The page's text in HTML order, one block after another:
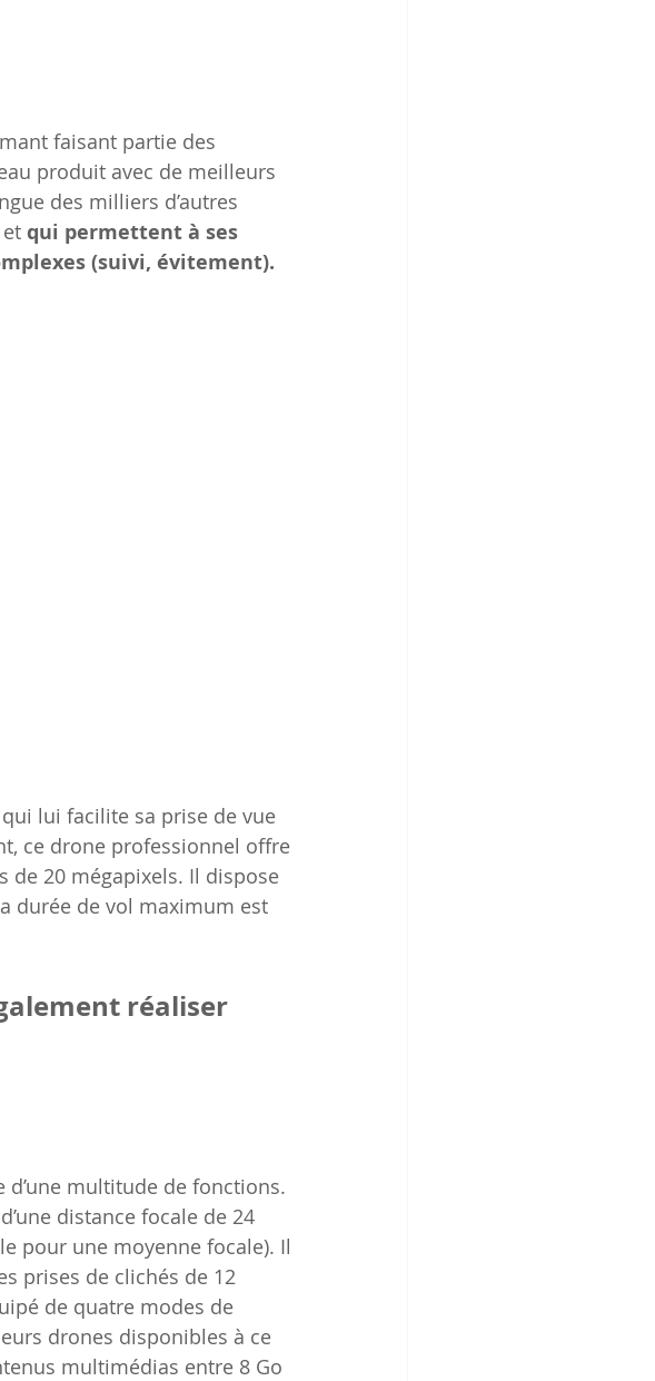
faisant partie des
produit avec de meilleurs
des milliers d’autres
qui permettent à ses
(suivi, évitement).
lui facilite sa prise de vue
ce drone professionnel offre
de 20 mégapixels. Il dispose
durée de vol maximum est
réaliser
d’une multitude de fonctions.
distance focale de 24
pour une moyenne focale). Il
prises de clichés de 12
de quatre modes de
drones disponibles à ce
multimédias entre 8 Go